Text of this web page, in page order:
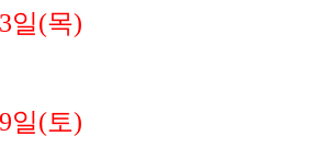
(목)
(토)